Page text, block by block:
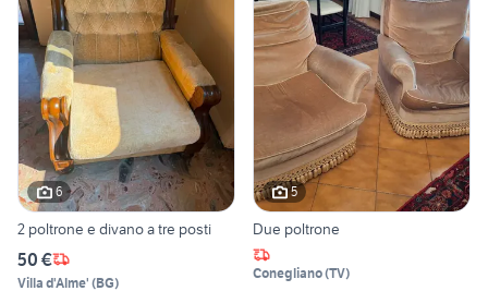
6
2 poltrone e divano a tre posti
50 €
Villa d'Alme' (BG)
5
Due poltrone
Conegliano(TV)